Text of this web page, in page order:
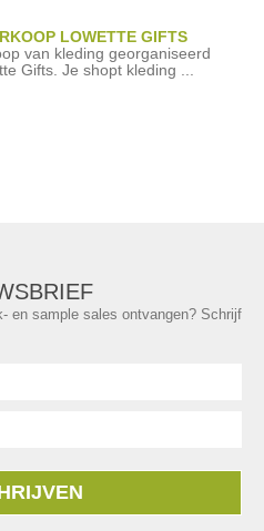
LOWETTE GIFTS
van kleding georganiseerd
Gifts. Je shopt kleding ...
en sample sales ontvangen? Schrijf